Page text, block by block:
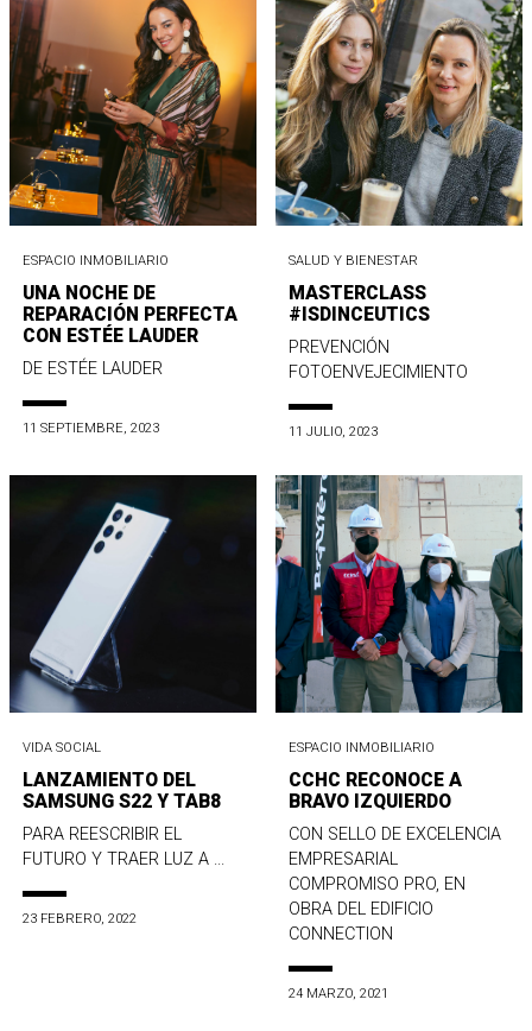
ESPACIO INMOBILIARIO
UNA NOCHE DE
REPARACIÓN PERFECTA
CON ESTÉE LAUDER
DE ESTÉE LAUDER
11 SEPTIEMBRE, 2023
SALUD Y BIENESTAR
MASTERCLASS
#ISDINCEUTICS
PREVENCIÓN
FOTOENVEJECIMIENTO
11 JULIO, 2023
VIDA SOCIAL
LANZAMIENTO DEL
SAMSUNG S22 Y TAB8
PARA REESCRIBIR EL
FUTURO Y TRAER LUZ A ...
23 FEBRERO, 2022
ESPACIO INMOBILIARIO
CCHC RECONOCE A
BRAVO IZQUIERDO
CON SELLO DE EXCELENCIA
EMPRESARIAL
COMPROMISO PRO, EN
OBRA DEL EDIFICIO
CONNECTION
24 MARZO, 2021